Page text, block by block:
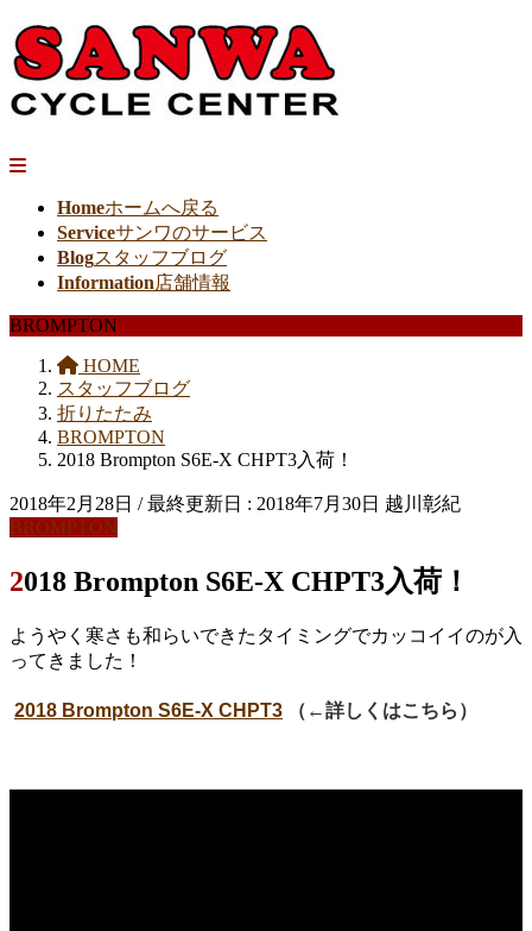
Homeホームへ戻る
Serviceサンワのサービス
Blogスタッフブログ
Information店舗情報
BROMPTON
HOME
スタッフブログ
折りたたみ
BROMPTON
2018 Brompton S6E-X CHPT3入荷！
2018年2月28日 / 最終更新日 : 2018年7月30日 越川彰紀
BROMPTON
2018 Brompton S6E-X CHPT3入荷！
ようやく寒さも和らいできたタイミングでカッコイイのが入
ってきました！
2018 Brompton S6E-X CHPT3 （←詳しくはこちら）